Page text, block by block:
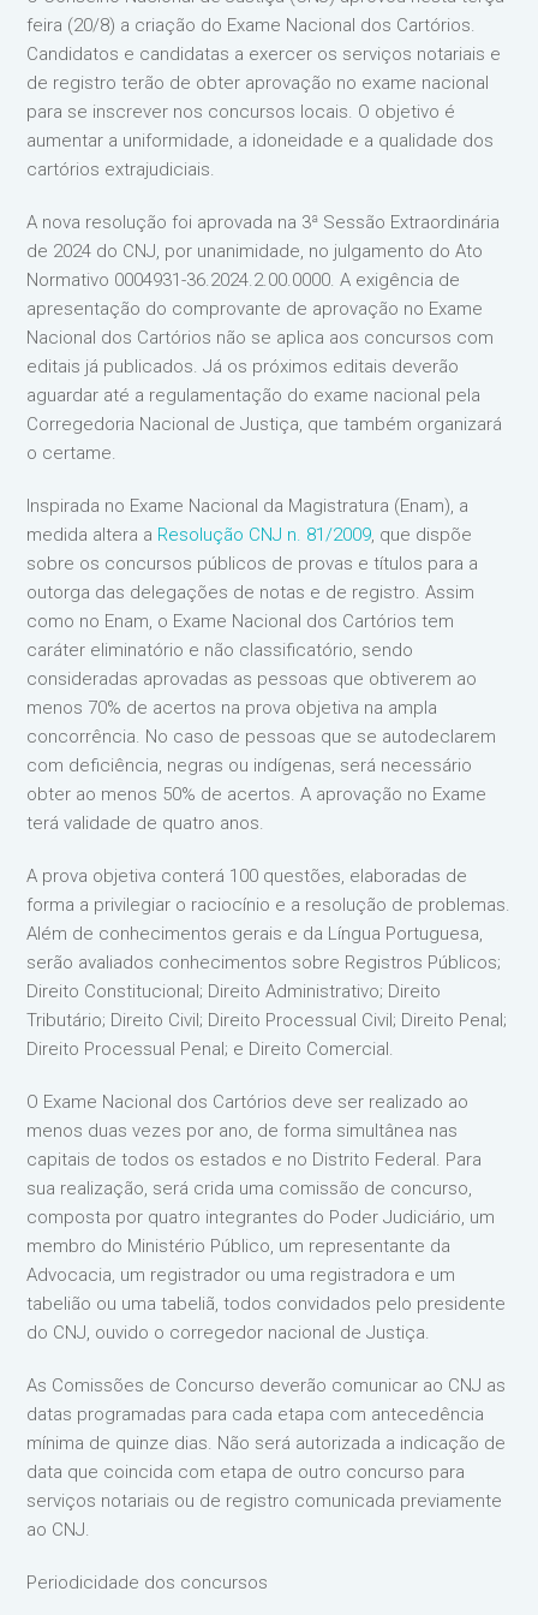
feira (20/8) a criação do Exame Nacional dos Cartórios.
Candidatos e candidatas a exercer os serviços notariais e
de registro terão de obter aprovação no exame nacional
para se inscrever nos concursos locais. O objetivo é
aumentar a uniformidade, a idoneidade e a qualidade dos
cartórios extrajudiciais.
A nova resolução foi aprovada na 3ª Sessão Extraordinária
de 2024 do CNJ, por unanimidade, no julgamento do Ato
Normativo 0004931-36.2024.2.00.0000. A exigência de
apresentação do comprovante de aprovação no Exame
Nacional dos Cartórios não se aplica aos concursos com
editais já publicados. Já os próximos editais deverão
aguardar até a regulamentação do exame nacional pela
Corregedoria Nacional de Justiça, que também organizará
o certame.
Inspirada no Exame Nacional da Magistratura (Enam), a
medida altera a Resolução CNJ n. 81/2009, que dispõe
sobre os concursos públicos de provas e títulos para a
outorga das delegações de notas e de registro. Assim
como no Enam, o Exame Nacional dos Cartórios tem
caráter eliminatório e não classificatório, sendo
consideradas aprovadas as pessoas que obtiverem ao
menos 70% de acertos na prova objetiva na ampla
concorrência. No caso de pessoas que se autodeclarem
com deficiência, negras ou indígenas, será necessário
obter ao menos 50% de acertos. A aprovação no Exame
terá validade de quatro anos.
A prova objetiva conterá 100 questões, elaboradas de
forma a privilegiar o raciocínio e a resolução de problemas.
Além de conhecimentos gerais e da Língua Portuguesa,
serão avaliados conhecimentos sobre Registros Públicos;
Direito Constitucional; Direito Administrativo; Direito
Tributário; Direito Civil; Direito Processual Civil; Direito Penal;
Direito Processual Penal; e Direito Comercial.
O Exame Nacional dos Cartórios deve ser realizado ao
menos duas vezes por ano, de forma simultânea nas
capitais de todos os estados e no Distrito Federal. Para
sua realização, será crida uma comissão de concurso,
composta por quatro integrantes do Poder Judiciário, um
membro do Ministério Público, um representante da
Advocacia, um registrador ou uma registradora e um
tabelião ou uma tabeliã, todos convidados pelo presidente
do CNJ, ouvido o corregedor nacional de Justiça.
As Comissões de Concurso deverão comunicar ao CNJ as
datas programadas para cada etapa com antecedência
mínima de quinze dias. Não será autorizada a indicação de
data que coincida com etapa de outro concurso para
serviços notariais ou de registro comunicada previamente
ao CNJ.
Periodicidade dos concursos